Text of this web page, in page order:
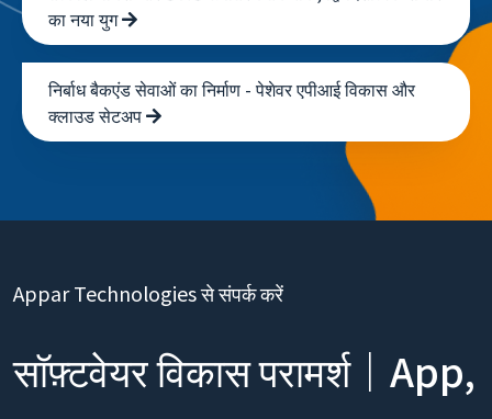
का नया युग
निर्बाध बैकएंड सेवाओं का निर्माण - पेशेवर एपीआई विकास और
क्लाउड सेटअप
Appar Technologies से संपर्क करें
सॉफ़्टवेयर विकास परामर्श｜App,